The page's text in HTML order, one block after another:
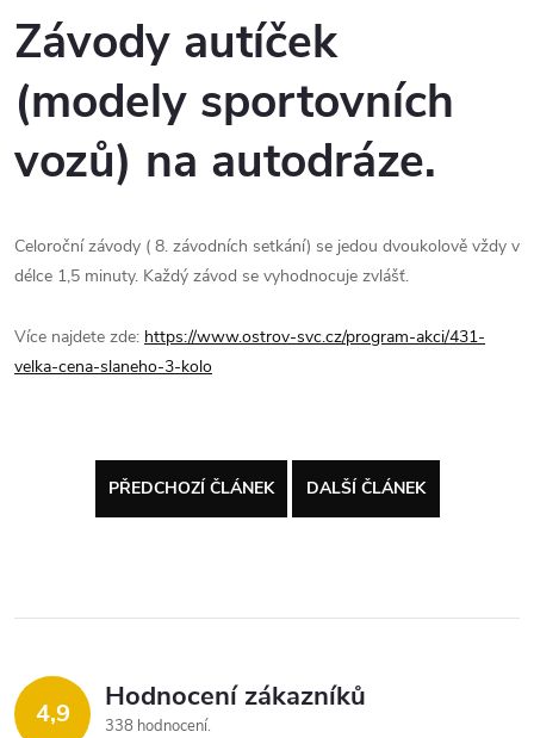
Závody autíček
(modely sportovních
vozů) na autodráze.
Celoroční závody ( 8. závodních setkání) se jedou dvoukolově vždy v
délce 1,5 minuty. Každý závod se vyhodnocuje zvlášť.
Více najdete zde: https://www.ostrov-svc.cz/program-akci/431-
velka-cena-slaneho-3-kolo
PŘEDCHOZÍ ČLÁNEK DALŠÍ ČLÁNEK
4,9 Hodnocení zákazníků
338 hodnocení